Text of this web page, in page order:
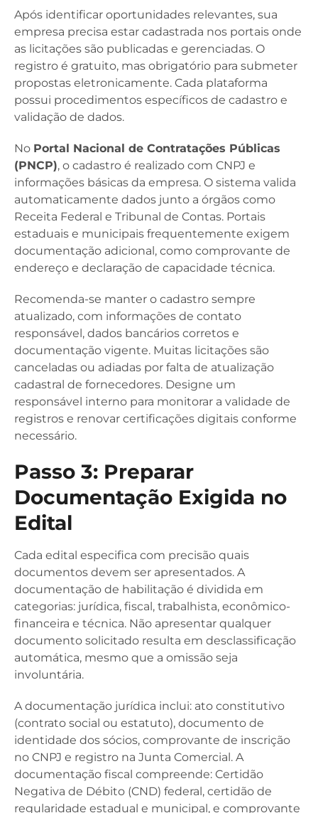
Após identificar oportunidades relevantes, sua
empresa precisa estar cadastrada nos portais onde
as licitações são publicadas e gerenciadas. O
registro é gratuito, mas obrigatório para submeter
propostas eletronicamente. Cada plataforma
possui procedimentos específicos de cadastro e
validação de dados.
No Portal Nacional de Contratações Públicas
(PNCP), o cadastro é realizado com CNPJ e
informações básicas da empresa. O sistema valida
automaticamente dados junto a órgãos como
Receita Federal e Tribunal de Contas. Portais
estaduais e municipais frequentemente exigem
documentação adicional, como comprovante de
endereço e declaração de capacidade técnica.
Recomenda-se manter o cadastro sempre
atualizado, com informações de contato
responsável, dados bancários corretos e
documentação vigente. Muitas licitações são
canceladas ou adiadas por falta de atualização
cadastral de fornecedores. Designe um
responsável interno para monitorar a validade de
registros e renovar certificações digitais conforme
necessário.
Passo 3: Preparar
Documentação Exigida no
Edital
Cada edital especifica com precisão quais
documentos devem ser apresentados. A
documentação de habilitação é dividida em
categorias: jurídica, fiscal, trabalhista, econômico-
financeira e técnica. Não apresentar qualquer
documento solicitado resulta em desclassificação
automática, mesmo que a omissão seja
involuntária.
A documentação jurídica inclui: ato constitutivo
(contrato social ou estatuto), documento de
identidade dos sócios, comprovante de inscrição
no CNPJ e registro na Junta Comercial. A
documentação fiscal compreende: Certidão
Negativa de Débito (CND) federal, certidão de
regularidade estadual e municipal, e comprovante